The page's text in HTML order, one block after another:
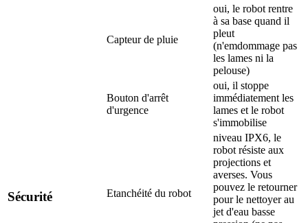
Sécurité
Capteur de pluie
oui, le robot rentre
à sa base quand il
pleut
(n'emdommage pas
les lames ni la
pelouse)
Bouton d'arrêt
d'urgence
oui, il stoppe
immédiatement les
lames et le robot
s'immobilise
Etanchéité du robot
niveau IPX6, le
robot résiste aux
projections et
averses. Vous
pouvez le retourner
pour le nettoyer au
jet d'eau basse